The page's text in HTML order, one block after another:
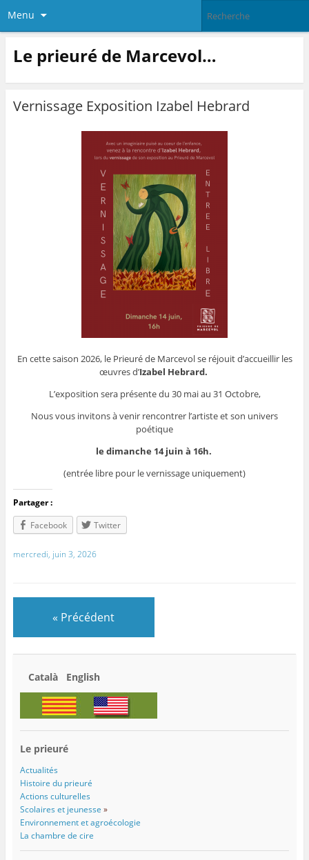
Menu
Le prieuré de Marcevol…
Vernissage Exposition Izabel Hebrard
En cette saison 2026, le Prieuré de Marcevol se réjouit d’accueillir les
œuvres d’Izabel Hebrard.
L’exposition sera présente du 30 mai au 31 Octobre,
Nous vous invitons à venir rencontrer l’artiste et son univers
poétique
le dimanche 14 juin à 16h.
(entrée libre pour le vernissage uniquement)
Partager :
Facebook
Twitter
mercredi, juin 3, 2026
« Précédent
Català English
Le prieuré
Actualités
Histoire du prieuré
Actions culturelles
Scolaires et jeunesse »
Environnement et agroécologie
La chambre de cire